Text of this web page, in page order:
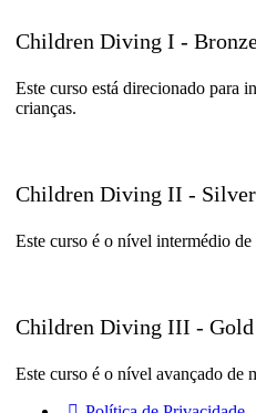
Children Diving I -
Este curso está direcionado para
crianças.
Children Diving II - Silver
Este curso é o nível intermédio
Children Diving III - Gold
Este curso é o nível avançado de